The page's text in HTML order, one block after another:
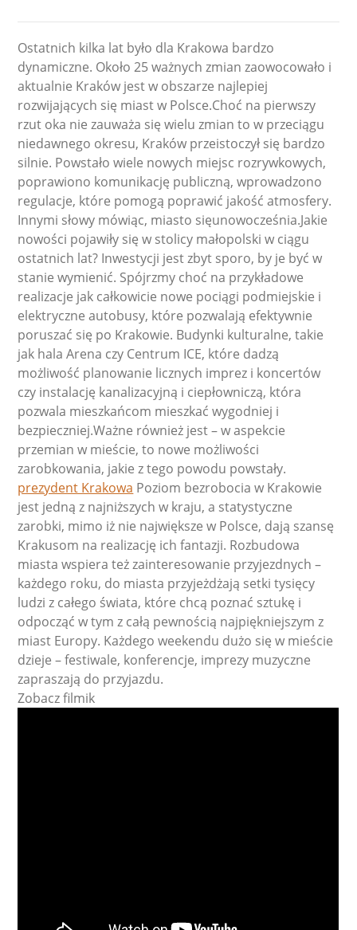
Ostatnich kilka lat było dla Krakowa bardzo
dynamiczne. Około 25 ważnych zmian zaowocowało i
aktualnie Kraków jest w obszarze najlepiej
rozwijających się miast w Polsce.Choć na pierwszy
rzut oka nie zauważa się wielu zmian to w przeciągu
niedawnego okresu, Kraków przeistoczył się bardzo
silnie. Powstało wiele nowych miejsc rozrywkowych,
poprawiono komunikację publiczną, wprowadzono
regulacje, które pomogą poprawić jakość atmosfery.
Innymi słowy mówiąc, miasto sięunowocześnia.Jakie
nowości pojawiły się w stolicy małopolski w ciągu
ostatnich lat? Inwestycji jest zbyt sporo, by je być w
stanie wymienić. Spójrzmy choć na przykładowe
realizacje jak całkowicie nowe pociągi podmiejskie i
elektryczne autobusy, które pozwalają efektywnie
poruszać się po Krakowie. Budynki kulturalne, takie
jak hala Arena czy Centrum ICE, które dadzą
możliwość planowanie licznych imprez i koncertów
czy instalację kanalizacyjną i ciepłowniczą, która
pozwala mieszkańcom mieszkać wygodniej i
bezpieczniej.Ważne również jest – w aspekcie
przemian w mieście, to nowe możliwości
zarobkowania, jakie z tego powodu powstały.
prezydent Krakowa Poziom bezrobocia w Krakowie
jest jedną z najniższych w kraju, a statystyczne
zarobki, mimo iż nie największe w Polsce, dają szansę
Krakusom na realizację ich fantazji. Rozbudowa
miasta wspiera też zainteresowanie przyjezdnych –
każdego roku, do miasta przyjeżdżają setki tysięcy
ludzi z całego świata, które chcą poznać sztukę i
odpocząć w tym z całą pewnością najpiękniejszym z
miast Europy. Każdego weekendu dużo się w mieście
dzieje – festiwale, konferencje, imprezy muzyczne
zapraszają do przyjazdu.
Zobacz filmik